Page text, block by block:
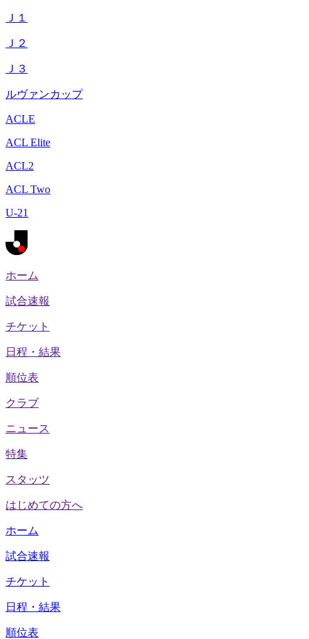
Ｊ１
Ｊ２
Ｊ３
ルヴァンカップ
ACLE
ACL Elite
ACL2
ACL Two
U-21
ホーム
試合速報
チケット
日程・結果
順位表
クラブ
ニュース
特集
スタッツ
はじめての方へ
ホーム
試合速報
チケット
日程・結果
順位表